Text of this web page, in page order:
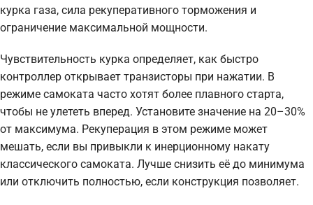
курка газа, сила рекуперативного торможения и
ограничение максимальной мощности.
Чувствительность курка определяет, как быстро
контроллер открывает транзисторы при нажатии. В
режиме самоката часто хотят более плавного старта,
чтобы не улететь вперед. Установите значение на 20–30%
от максимума. Рекуперация в этом режиме может
мешать, если вы привыкли к инерционному накату
классического самоката. Лучше снизить её до минимума
или отключить полностью, если конструкция позволяет.